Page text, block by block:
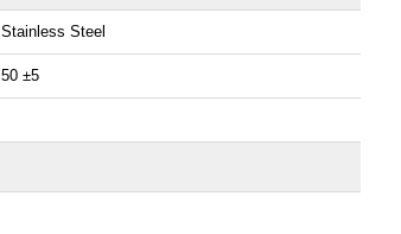
Stainless Steel
50 ±5